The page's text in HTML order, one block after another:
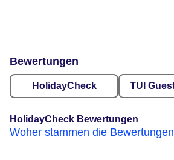
Bewertungen
HolidayCheck TUI
HolidayCheck Bewertungen
Woher stammen die